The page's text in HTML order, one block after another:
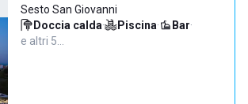
Sesto San Giovanni
Doccia calda· Piscina· Bar·
e altri 5…